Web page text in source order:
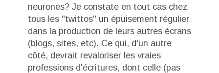
neurones? Je constate en tout cas chez
tous les "twittos" un épuisement régulier
dans la production de leurs autres écrans
(blogs, sites, etc). Ce qui, d'un autre
côté, devrait revaloriser les vraies
professions d'écritures, dont celle (pas